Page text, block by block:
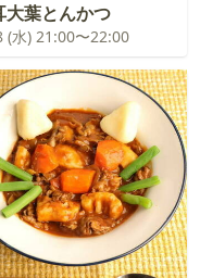
大葉とんかつ
(水) 21:00〜22:00